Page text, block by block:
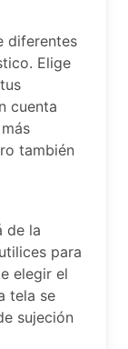
diferentes
Elige
cuenta
también
de la
para
elegir el
tela se
sujeción